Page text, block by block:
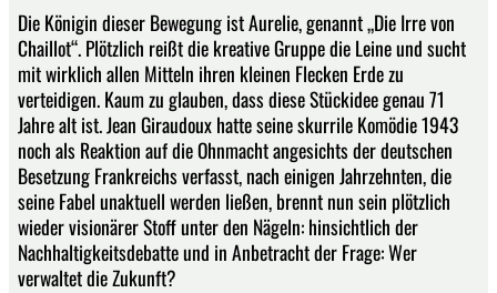
Die Königin dieser Bewegung ist Aurelie, genannt „Die Irre von
Chaillot“. Plötzlich reißt die kreative Gruppe die Leine und sucht
mit wirklich allen Mitteln ihren kleinen Flecken Erde zu
verteidigen. Kaum zu glauben, dass diese Stückidee genau 71
Jahre alt ist. Jean Giraudoux hatte seine skurrile Komödie 1943
noch als Reaktion auf die Ohnmacht angesichts der deutschen
Besetzung Frankreichs verfasst, nach einigen Jahrzehnten, die
seine Fabel unaktuell werden ließen, brennt nun sein plötzlich
wieder visionärer Stoff unter den Nägeln: hinsichtlich der
Nachhaltigkeitsdebatte und in Anbetracht der Frage: Wer
verwaltet die Zukunft?